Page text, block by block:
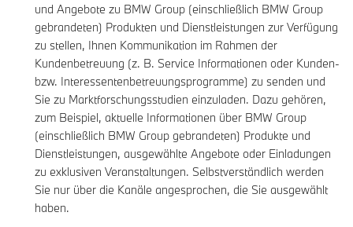
und Angebote zu BMW Group (einschließlich BMW Group
gebrandeten) Produkten und Dienstleistungen zur Verfügung
zu stellen, Ihnen Kommunikation im Rahmen der
Kundenbetreuung (z. B. Service Informationen oder Kunden-
bzw. Interessentenbetreuungsprogramme) zu senden und
Sie zu Marktforschungsstudien einzuladen. Dazu gehören,
zum Beispiel, aktuelle Informationen über BMW Group
(einschließlich BMW Group gebrandeten) Produkte und
Dienstleistungen, ausgewählte Angebote oder Einladungen
zu exklusiven Veranstaltungen. Selbstverständlich werden
Sie nur über die Kanäle angesprochen, die Sie ausgewählt
haben.